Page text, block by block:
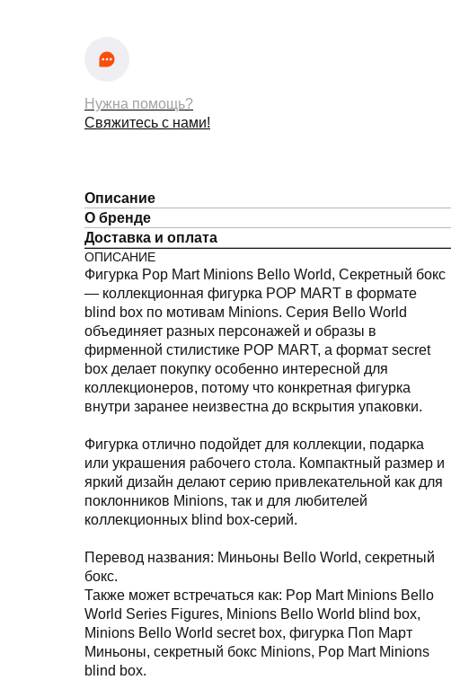
Нужна помощь?
Свяжитесь с нами!
Описание
О бренде
Доставка и оплата
ОПИСАНИЕ
Фигурка Pop Mart Minions Bello World, Секретный бокс
— коллекционная фигурка POP MART в формате
blind box по мотивам Minions. Серия Bello World
объединяет разных персонажей и образы в
фирменной стилистике POP MART, а формат secret
box делает покупку особенно интересной для
коллекционеров, потому что конкретная фигурка
внутри заранее неизвестна до вскрытия упаковки.
Фигурка отлично подойдет для коллекции, подарка
или украшения рабочего стола. Компактный размер и
яркий дизайн делают серию привлекательной как для
поклонников Minions, так и для любителей
коллекционных blind box-серий.
Перевод названия: Миньоны Bello World, секретный
бокс.
Также может встречаться как: Pop Mart Minions Bello
World Series Figures, Minions Bello World blind box,
Minions Bello World secret box, фигурка Поп Март
Миньоны, секретный бокс Minions, Pop Mart Minions
blind box.